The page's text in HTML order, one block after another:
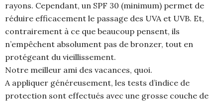
rayons. Cependant, un SPF 30 (minimum) permet de
réduire efficacement le passage des UVA et UVB. Et,
contrairement à ce que beaucoup pensent, ils
n’empêchent absolument pas de bronzer, tout en
protégeant du vieillissement.
Notre meilleur ami des vacances, quoi.
A appliquer généreusement, les tests d’indice de
protection sont effectués avec une grosse couche de